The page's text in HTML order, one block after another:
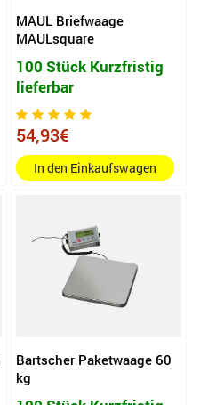
MAUL Briefwaage
MAULsquare
100 Stück Kurzfristig
lieferbar
54,93€
In den Einkaufswagen
Bartscher Paketwaage 60
kg